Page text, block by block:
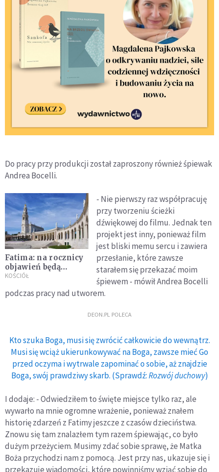
Do pracy przy produkcji został zaproszony również śpiewak
Andrea Bocelli.
Fatima: na rocznicy
objawień będą
pielgrzymi. Władze
obecność kilku
KOŚCIÓŁ
- Nie pierwszy raz współpracuję
przy tworzeniu ścieżki
dźwiękowej do filmu. Jednak ten
projekt jest inny, ponieważ film
jest bliski memu sercu i zawiera
przesłanie, które zawsze
starałem się przekazać moim
śpiewem - mówił Andrea Bocelli
podczas pracy nad utworem.
DEON.PL POLECA
Kto szuka Boga, musi się zwrócić całkowicie do wewnątrz.
Musi się wciąż ukierunkowywać na Boga, zawsze mieć Go
przed oczyma i wytrwale zapominać o sobie, aż znajdzie
Boga, swój prawdziwy skarb. (Sprawdź:Rozwój duchowy)
I dodaje: - Odwiedziłem to święte miejsce tylko raz, ale
wywarło na mnie ogromne wrażenie, ponieważ znałem
historię zdarzeń z Fatimy jeszcze z czasów dzieciństwa.
Znowu się tam znalazłem tym razem śpiewając, co było
dużym przeżyciem. Musimy zdać sobie sprawę, że Matka
Boża przychodzi nam z pomocą. Jest przy nas, ukazuje się i
przekazuje wiadomości, które powinniśmy wziąć sobie do